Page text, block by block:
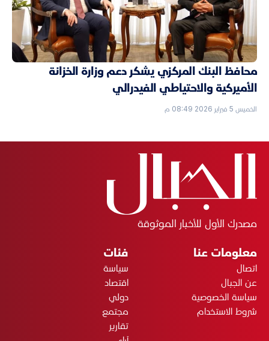
محافظ البنك المركزي يشكر دعم وزارة الخزانة
الأميركية والاحتياطي الفيدرالي
الخميس 5 فبراير 2026 08:49 م
مصدرك الأول للأخبار الموثوقة
معلومات عنا
اتصال
عن الجبال
سياسة الخصوصية
شروط الاستخدام
فئات
سياسة
اقتصاد
دولي
مجتمع
تقارير